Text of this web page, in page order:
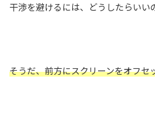
干渉を避けるには、どうしたらいい
そうだ、前方にスクリーンをオフセ